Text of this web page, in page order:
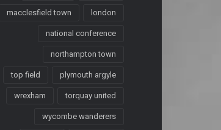
london
macclesfield town
national conference
northampton town
plymouth argyle
top field
torquay united
wrexham
wycombe wanderers